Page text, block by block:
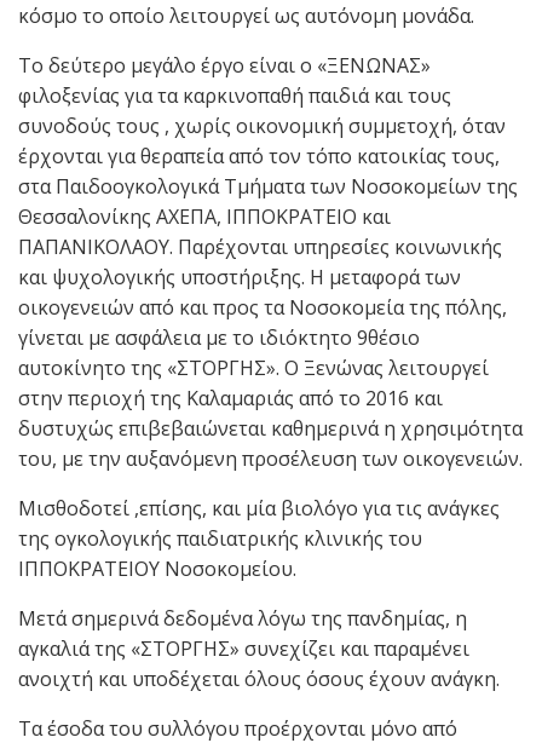
κόσμο το οποίο λειτουργεί ως αυτόνομη μονάδα.
Το δεύτερο μεγάλο έργο είναι ο «ΞΕΝΩΝΑΣ»
φιλοξενίας για τα καρκινοπαθή παιδιά και τους
συνοδούς τους , χωρίς οικονομική συμμετοχή, όταν
έρχονται για θεραπεία από τον τόπο κατοικίας τους,
στα Παιδοογκολογικά Τμήματα των Νοσοκομείων της
Θεσσαλονίκης ΑΧΕΠΑ, ΙΠΠΟΚΡΑΤΕΙΟ και
ΠΑΠΑΝΙΚΟΛΑΟΥ. Παρέχονται υπηρεσίες κοινωνικής
και ψυχολογικής υποστήριξης. Η μεταφορά των
οικογενειών από και προς τα Νοσοκομεία της πόλης,
γίνεται με ασφάλεια με το ιδιόκτητο 9θέσιο
αυτοκίνητο της «ΣΤΟΡΓΗΣ». Ο Ξενώνας λειτουργεί
στην περιοχή της Καλαμαριάς από το 2016 και
δυστυχώς επιβεβαιώνεται καθημερινά η χρησιμότητα
του, με την αυξανόμενη προσέλευση των οικογενειών.
Μισθοδοτεί ,επίσης, και μία βιολόγο για τις ανάγκες
της ογκολογικής παιδιατρικής κλινικής του
ΙΠΠΟΚΡΑΤΕΙΟΥ Νοσοκομείου.
Μετά σημερινά δεδομένα λόγω της πανδημίας, η
αγκαλιά της «ΣΤΟΡΓΗΣ» συνεχίζει και παραμένει
ανοιχτή και υποδέχεται όλους όσους έχουν ανάγκη.
Τα έσοδα του συλλόγου προέρχονται μόνο από